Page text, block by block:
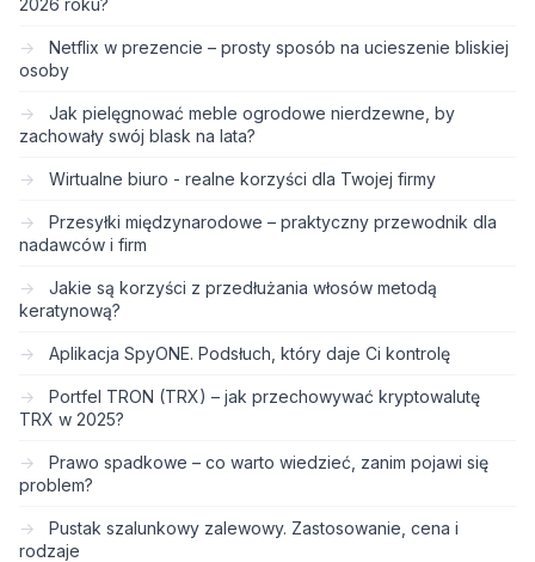
2026 roku?
Netflix w prezencie – prosty sposób na ucieszenie bliskiej
osoby
Jak pielęgnować meble ogrodowe nierdzewne, by
zachowały swój blask na lata?
Wirtualne biuro - realne korzyści dla Twojej firmy
Przesyłki międzynarodowe – praktyczny przewodnik dla
nadawców i firm
Jakie są korzyści z przedłużania włosów metodą
keratynową?
Aplikacja SpyONE. Podsłuch, który daje Ci kontrolę
Portfel TRON (TRX) – jak przechowywać kryptowalutę
TRX w 2025?
Prawo spadkowe – co warto wiedzieć, zanim pojawi się
problem?
Pustak szalunkowy zalewowy. Zastosowanie, cena i
rodzaje